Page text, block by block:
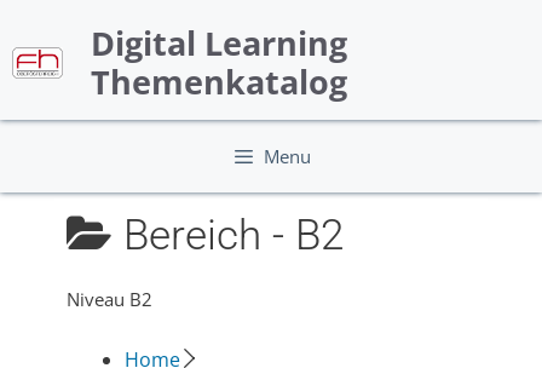
content
Digital Learning
Themenkatalog
Menu
Bereich - B2
Niveau B2
Home